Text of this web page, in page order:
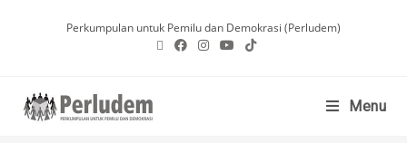
Perkumpulan untuk Pemilu dan Demokrasi (Perludem)
Menu